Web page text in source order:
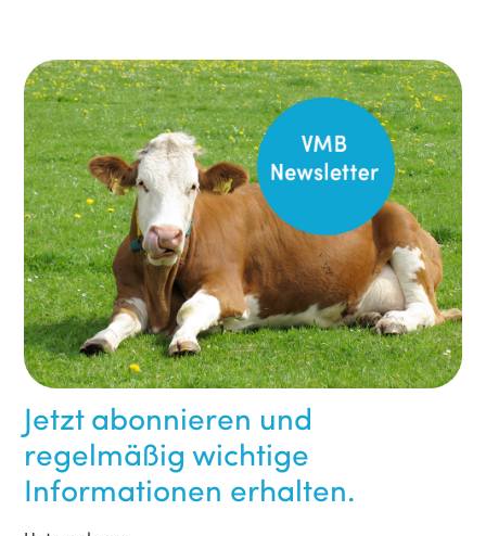
Jetzt abonnieren und
regelmäßig wichtige
Informationen erhalten.